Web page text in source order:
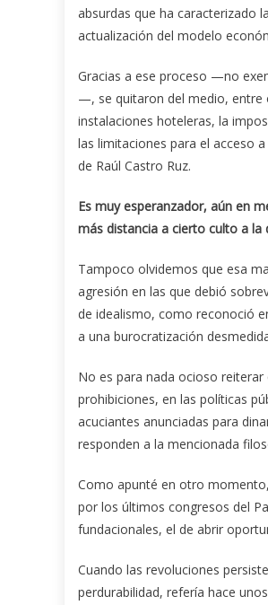
absurdas que ha caracterizado
actualización del modelo
Gracias a ese proceso —no
—, se quitaron del medio, entre
instalaciones hoteleras, la
las limitaciones para el acceso
de Raúl Castro Ruz.
Es muy esperanzador, aún en
más distancia a cierto culto a la
Tampoco olvidemos que esa
agresión en las que debió
de idealismo, como reconoció
a una burocratización
No es para nada ocioso
prohibiciones, en las políticas
acuciantes anunciadas para
responden a la mencionada
Como apunté en otro
por los últimos congresos del
fundacionales, el de abrir
Cuando las revoluciones
perdurabilidad, refería hace